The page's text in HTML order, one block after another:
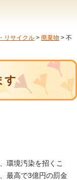
リサイクル > 廃棄物 > 不
す
環境汚染を招くこ
最高で3億円の罰金